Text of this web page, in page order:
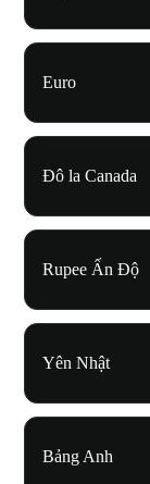
Euro
Đô la Canada
Rupee Ấn Độ
Yên Nhật
Bảng Anh